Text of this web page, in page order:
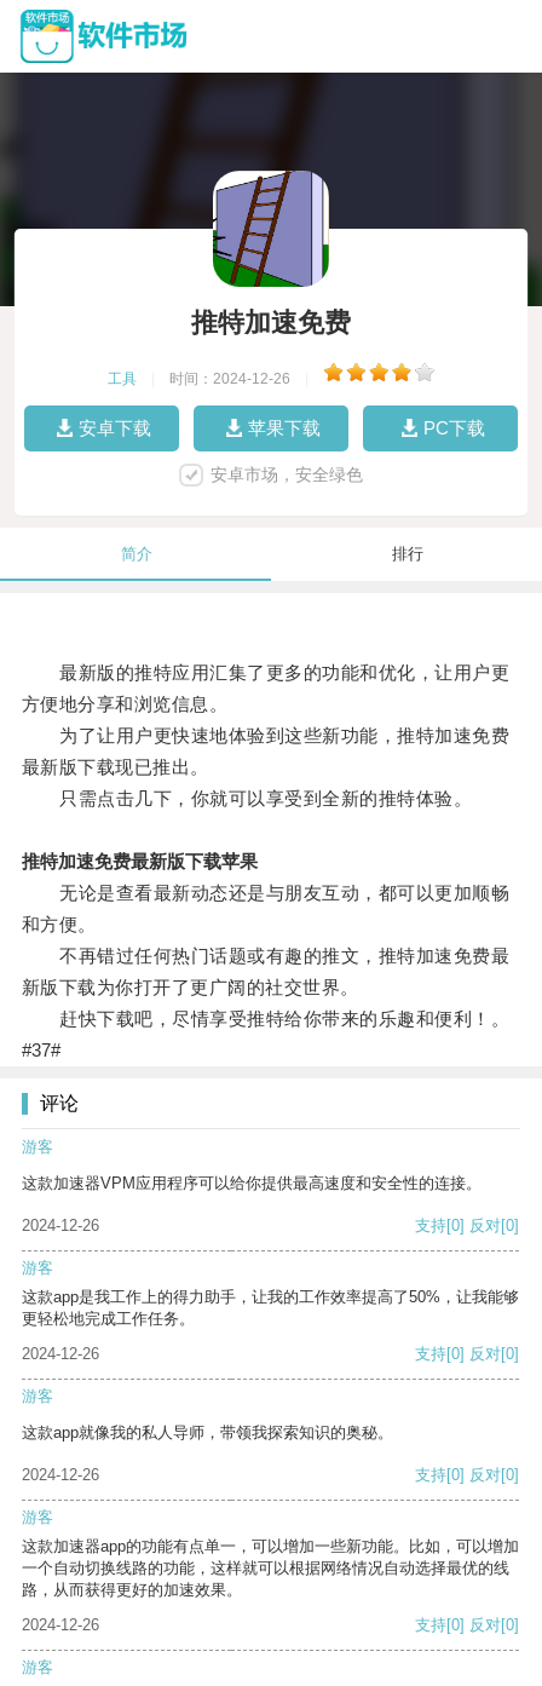
推特加速免费
工具 时间：2024-12-26
安卓下载 苹果下载 PC下载
安卓市场，安全绿色
简介 排行
最新版的推特应用汇集了更多的功能和优化，让用户更
方便地分享和浏览信息。
为了让用户更快速地体验到这些新功能，推特加速免费
最新版下载现已推出。
只需点击几下，你就可以享受到全新的推特体验。
推特加速免费最新版下载苹果
无论是查看最新动态还是与朋友互动，都可以更加顺畅
和方便。
不再错过任何热门话题或有趣的推文，推特加速免费最
新版下载为你打开了更广阔的社交世界。
赶快下载吧，尽情享受推特给你带来的乐趣和便利！。
#37#
评论
游客
这款加速器VPM应用程序可以给你提供最高速度和安全性的连接。
2024-12-26 支持[0] 反对[0]
游客
这款app是我工作上的得力助手，让我的工作效率提高了50%，让我能够
更轻松地完成工作任务。
2024-12-26
支持[0] 反对[0]
游客
这款app就像我的私人导师，带领我探索知识的奥秘。
2024-12-26 支持[0] 反对[0]
游客
这款加速器app的功能有点单一，可以增加一些新功能。比如，可以增加
一个自动切换线路的功能，这样就可以根据网络情况自动选择最优的线
路，从而获得更好的加速效果。
2024-12-26
支持[0] 反对[0]
游客